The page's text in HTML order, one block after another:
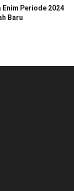
Enim Periode 2024
Baru